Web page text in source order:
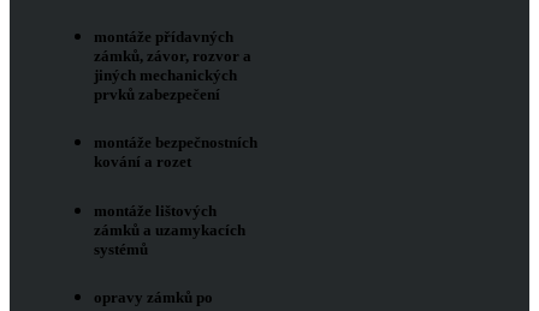
montáže přídavných
zámků, závor, rozvor a
jiných mechanických
prvků zabezpečení
montáže bezpečnostních
kování a rozet
montáže lištových
zámků a uzamykacích
systémů
opravy zámků po